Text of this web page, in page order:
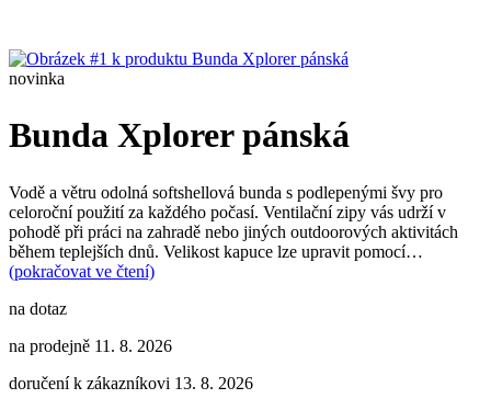
novinka
Bunda Xplorer pánská
Vodě a větru odolná softshellová bunda s podlepenými švy pro
celoroční použití za každého počasí. Ventilační zipy vás udrží v
pohodě při práci na zahradě nebo jiných outdoorových aktivitách
během teplejších dnů. Velikost kapuce lze upravit pomocí…
(pokračovat ve čtení)
na dotaz
na prodejně 11. 8. 2026
doručení k zákazníkovi 13. 8. 2026